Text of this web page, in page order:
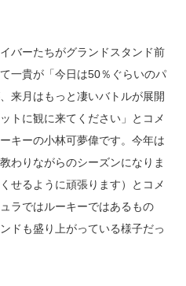
バーたちがグランドスタンド前
一貴が「今日は50％ぐらいのパ
来月はもっと凄いバトルが展開
トに観に来てください」とコメ
キーの小林可夢偉です。今年は
わりながらのシーズンになりま
せるように頑張ります）とコメ
ラではルーキーではあるもの
ドも盛り上がっている様子だっ